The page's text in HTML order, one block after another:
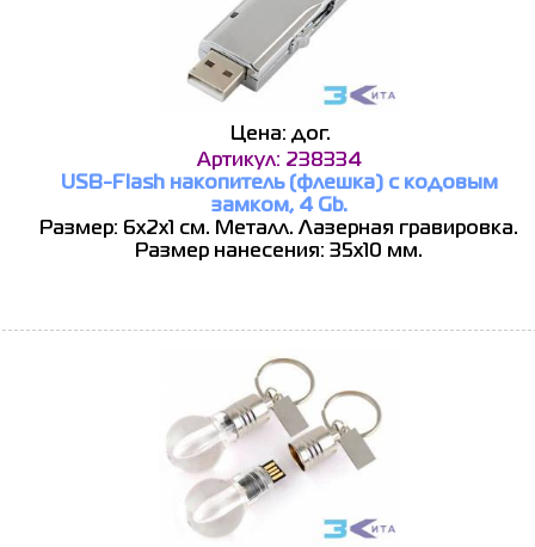
Цена: дог.
Артикул: 238334
USB-Flash накопитель (флешка) с кодовым
замком, 4 Gb.
Размер: 6х2х1 см. Металл. Лазерная гравировка.
Размер нанесения: 35x10 мм.